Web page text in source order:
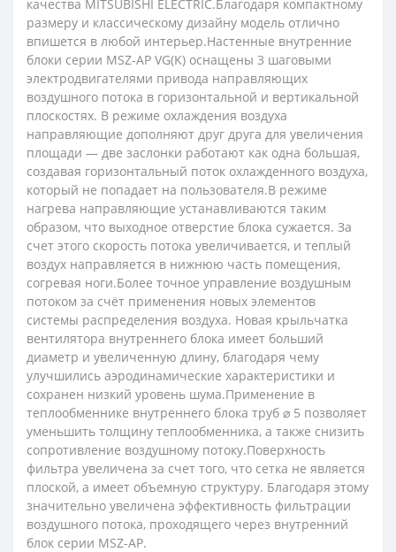
качества MITSUBISHI ELECTRIC.Благодаря компактному
размеру и классическому дизайну модель отлично
впишется в любой интерьер.Настенные внутренние
блоки серии MSZ-AP VG(K) оснащены 3 шаговыми
электродвигателями привода направляющих
воздушного потока в горизонтальной и вертикальной
плоскостях. В режиме охлаждения воздуха
направляющие дополняют друг друга для увеличения
площади — две заслонки работают как одна большая,
создавая горизонтальный поток охлажденного воздуха,
который не попадает на пользователя.В режиме
нагрева направляющие устанавливаются таким
образом, что выходное отверстие блока сужается. За
счет этого скорость потока увеличивается, и теплый
воздух направляется в нижнюю часть помещения,
согревая ноги.Более точное управление воздушным
потоком за счёт применения новых элементов
системы распределения воздуха. Новая крыльчатка
вентилятора внутреннего блока имеет больший
диаметр и увеличенную длину, благодаря чему
улучшились аэродинамические характеристики и
сохранен низкий уровень шума.Применение в
теплообменнике внутреннего блока труб ⌀ 5 позволяет
уменьшить толщину теплообменника, а также снизить
сопротивление воздушному потоку.Поверхность
фильтра увеличена за счет того, что сетка не является
плоской, а имеет объемную структуру. Благодаря этому
значительно увеличена эффективность фильтрации
воздушного потока, проходящего через внутренний
блок серии MSZ-AP.